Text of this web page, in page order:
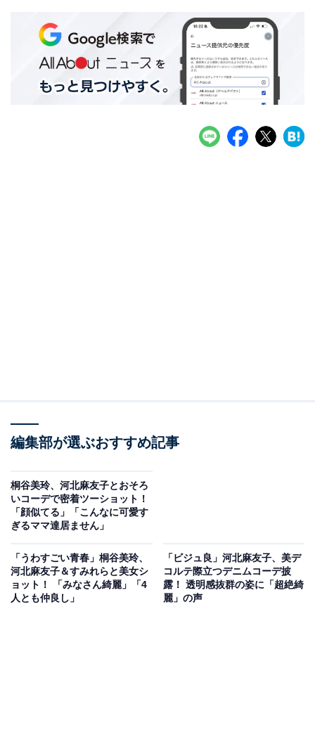
編集部が選ぶおすすめ記事
桐谷美玲、河北麻友子とおそろ
いコーデで密着ツーショット！
「顔似てる」「こんなに可愛す
ぎるママ達居ません」
「うわすごい青春」桐谷美玲、
河北麻友子＆すみれらと美女シ
ョット！ 「みなさん綺麗」「4
人とも仲良し」
「ビジュ良」河北麻友子、美デ
コルテ際立つデニムコーデ披
露！ 透明感抜群の姿に「超絶綺
麗」の声